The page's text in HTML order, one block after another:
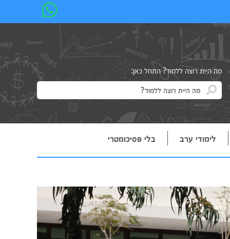
מה היית רוצה ללמוד? התחל כאן:
לימודי ערב בלי פסיכומטרי